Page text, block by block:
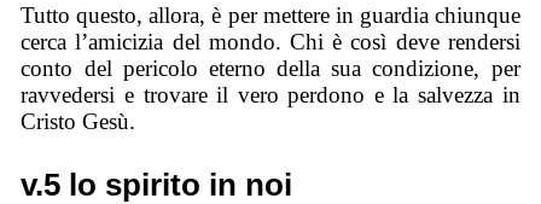
Tutto questo, allora, è per mettere in guardia chiunque
cerca l’amicizia del mondo. Chi è così deve rendersi
conto del pericolo eterno della sua condizione, per
ravvedersi e trovare il vero perdono e la salvezza in
Cristo Gesù.
v.5 lo spirito in noi